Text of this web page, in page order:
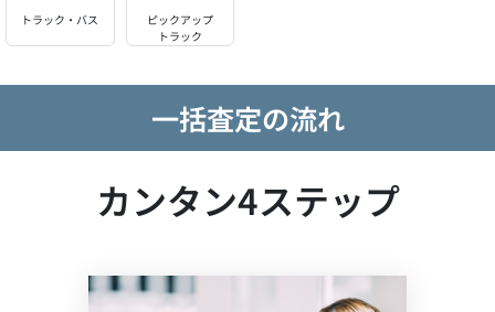
トラック・バス
ピックアップ
トラック
一括査定の流れ
カンタン4ステップ